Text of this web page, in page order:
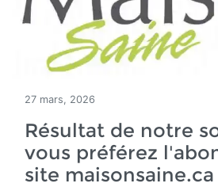
27 mars, 2026
Résultat de notre
vous préférez
site maisonsaine.ca